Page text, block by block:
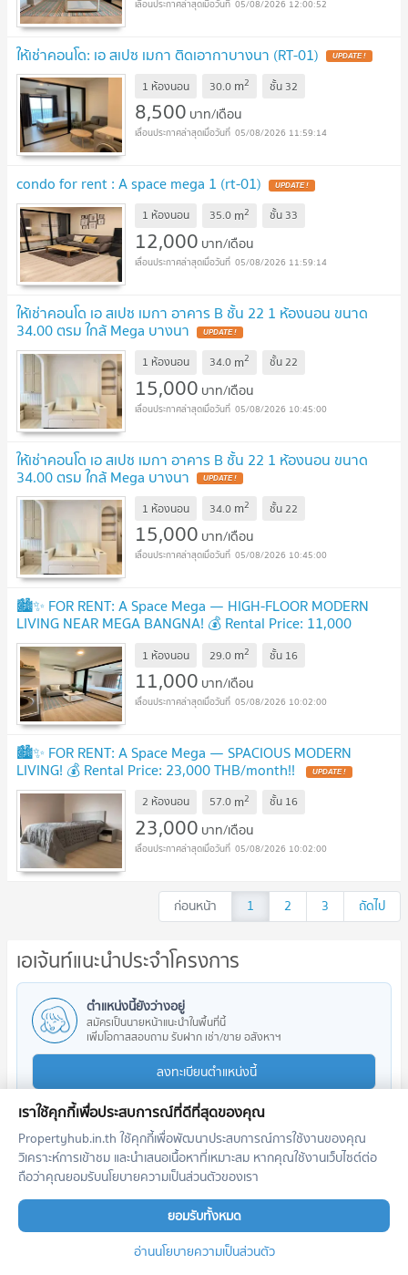
05/08/2026 12:00:52
ให้เช่าคอนโด: เอ สเปซ เมกา ติดเอากาบางนา (RT-01)
1 ห้องนอน 30.0 m2 ชั้น 32
8,500 บาท/เดือน
05/08/2026 11:59:14
condo for rent : A space mega 1 (rt-01)
1 ห้องนอน 35.0 m2 ชั้น 33
12,000 บาท/เดือน
05/08/2026 11:59:14
ให้เช่าคอนโด เอ สเปซ เมกา อาคาร B ชั้น 22 1 ห้องนอน ขนาด
34.00 ตรม ใกล้ Mega บางนา
1 ห้องนอน 34.0 m2 ชั้น22
15,000 บาท/เดือน
05/08/2026 10:45:00
ให้เช่าคอนโด เอ สเปซ เมกา อาคาร B ชั้น 22 1 ห้องนอน ขนาด
34.00 ตรม ใกล้ Mega บางนา
1 ห้องนอน 34.0 m2 ชั้น22
15,000 บาท/เดือน
05/08/2026 10:45:00
🏙️✨ FOR RENT: A Space Mega — HIGH-FLOOR MODERN
LIVING NEAR MEGA BANGNA! 💰 Rental Price: 11,000
THB/month | 📲 Line ID: @condobkk (with @)
1 ห้องนอน 29.0 m2 ชั้น 16
11,000 บาท/เดือน
05/08/2026 10:02:00
🏙️✨ FOR RENT: A Space Mega — SPACIOUS MODERN
LIVING! 💰 Rental Price: 23,000 THB/month!!
2 ห้องนอน 57.0 m2 ชั้น 16
23,000 บาท/เดือน
05/08/2026 10:02:00
ก่อนหน้า 1 2 3 ถัดไป
เอเจ้นท์แนะนำประจำโครงการ
ตำแหน่งนี้ยังว่างอยู่
สมัครเป็นนายหน้าแนะนำในพื้นที่นี้
เพิ่มโอกาสสอบถาม รับฝาก เช่า/ขาย อสังหาฯ
ลงทะเบียนตำแหน่งนี้
โครงการใกล้เคียง
เราใช้คุกกี้เพื่อประสบการณ์ที่ดีที่สุดของคุณ
Propertyhub.in.th ใช้คุกกี้เพื่อพัฒนาประสบการณ์การใช้งานของคุณ
วิเคราะห์การเข้าชม และนำเสนอเนื้อหาที่เหมาะสม หากคุณใช้งานเว็บไซต์ต่อ
ถือว่าคุณยอมรับนโยบายความเป็นส่วนตัวของเรา
ยอมรับทั้งหมด
อ่านนโยบายความเป็นส่วนตัว